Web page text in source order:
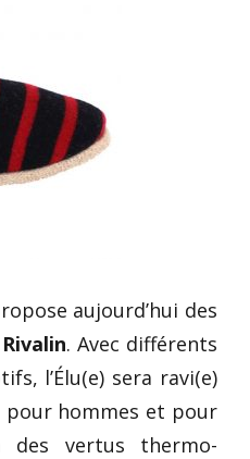
aujourd’hui des
Rivalin. Avec différents
l’Élu(e) sera ravi(e)
pour hommes et pour
des vertus thermo-